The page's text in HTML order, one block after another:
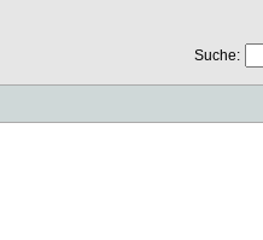
Suche: